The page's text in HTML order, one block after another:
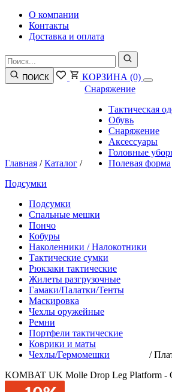
О компании
Контакты
Доставка и оплата
ПОИСК КОРЗИНА (0)
Главная /Каталог /
Снаряжение
Тактическая
Обувь
Снаряжение
Аксессуары
Головные
Полевая форма
Подсумки
Подсумки
Спальные мешки
Пончо
Кобуры
Наколенники / Налокотники
Тактические сумки
Рюкзаки тактические
Жилеты разгрузочные
Гамаки/Палатки/Тенты
Маскировка
Чехлы оружейные
Ремни
Портфели тактические
Коврики и маты
Чехлы/Гермомешки
/
KOMBAT UK Molle Drop Leg Platform -